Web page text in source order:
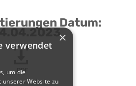
Datum:
PDF
×
verwendet
um die
Website zu